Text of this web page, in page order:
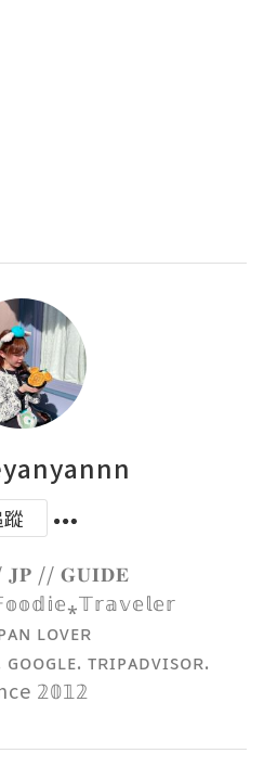
𝐉𝐏 // 𝐆𝐔𝐈𝐃𝐄
ʟᴏᴠᴇʀ
ɢᴏᴏɢʟᴇ. ᴛʀɪᴘᴀᴅᴠɪsᴏʀ.
𝟚𝟘𝟙𝟚